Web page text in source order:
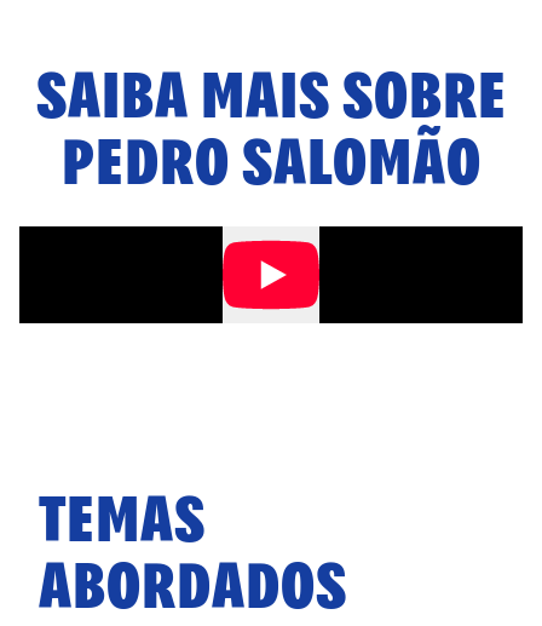
SAIBA MAIS SOBRE
PEDRO SALOMÃO
TEMAS
ABORDADOS